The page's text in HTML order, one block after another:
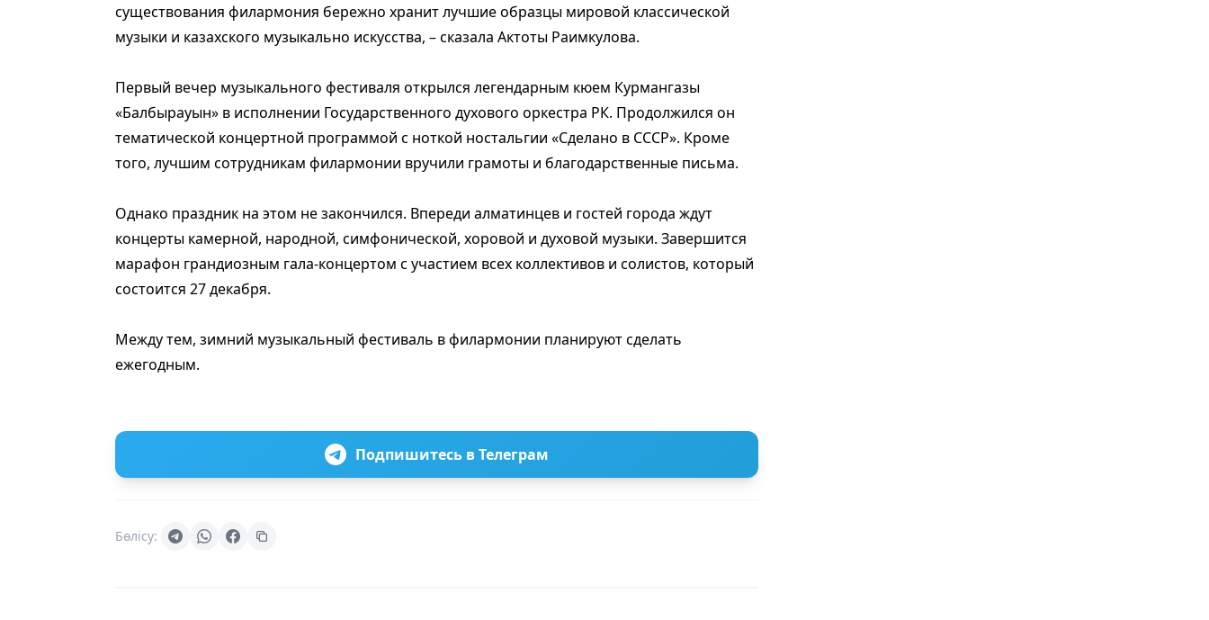
существования филармония бережно хранит лучшие образцы мировой классической
музыки и казахского музыкально искусства, – сказала Актоты Раимкулова.
Первый вечер музыкального фестиваля открылся легендарным кюем Курмангазы
«Балбырауын» в исполнении Государственного духового оркестра РК. Продолжился он
тематической концертной программой с ноткой ностальгии «Сделано в СССР». Кроме
того, лучшим сотрудникам филармонии вручили грамоты и благодарственные письма.
Однако праздник на этом не закончился. Впереди алматинцев и гостей города ждут
концерты камерной, народной, симфонической, хоровой и духовой музыки. Завершится
марафон грандиозным гала-концертом с участием всех коллективов и солистов, который
состоится 27 декабря.
Между тем, зимний музыкальный фестиваль в филармонии планируют сделать
ежегодным.
Подпишитесь в Телеграм
Бөлісу: